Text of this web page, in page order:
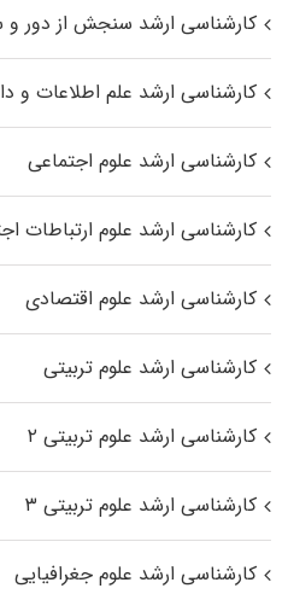
کارشناسی ارشد سنجش از دور و
کارشناسی ارشد علم اطلاعات و
کارشناسی ارشد علوم اجتماعی
کارشناسی ارشد علوم ارتباطات
کارشناسی ارشد علوم اقتصادی
کارشناسی ارشد علوم تربیتی
کارشناسی ارشد علوم تربیتی ۲
کارشناسی ارشد علوم تربیتی ۳
کارشناسی ارشد علوم جغرافیایی